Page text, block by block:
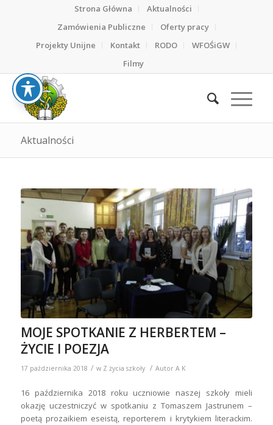
Strona Główna
Aktualności
Zamówienia Publiczne
Oferty pracy
Projekty Unijne
Kontakt RODO
WFOŚiGW
Filmy
Aktualności
MOJE SPOTKANIE Z HERBERTEM –
ŻYCIE I POEZJA
17 października 2018 / w Z życia szkoły / Autor A K
16 października 2018 roku uczniowie naszej szkoły mieli
okazję uczestniczyć w spotkaniu z Tomaszem Jastrunem –
poetą prozaikiem eseistą, reporterem i krytykiem literackim.